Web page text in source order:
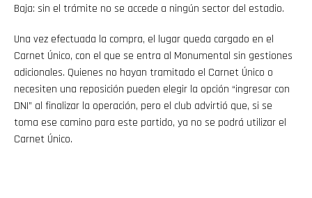
Baja: sin el trámite no se accede a ningún sector del estadio.
Una vez efectuada la compra, el lugar queda cargado en el
Carnet Único, con el que se entra al Monumental sin gestiones
adicionales. Quienes no hayan tramitado el Carnet Único o
necesiten una reposición pueden elegir la opción “ingresar con
DNI” al finalizar la operación, pero el club advirtió que, si se
toma ese camino para este partido, ya no se podrá utilizar el
Carnet Único.